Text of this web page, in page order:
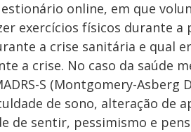
online, em que
exercícios físicos durante a
a crise sanitária e qual
a crise. No caso da saúde
S (Montgomery-Asberg
de sono, alteração de
de sentir, pessimismo e